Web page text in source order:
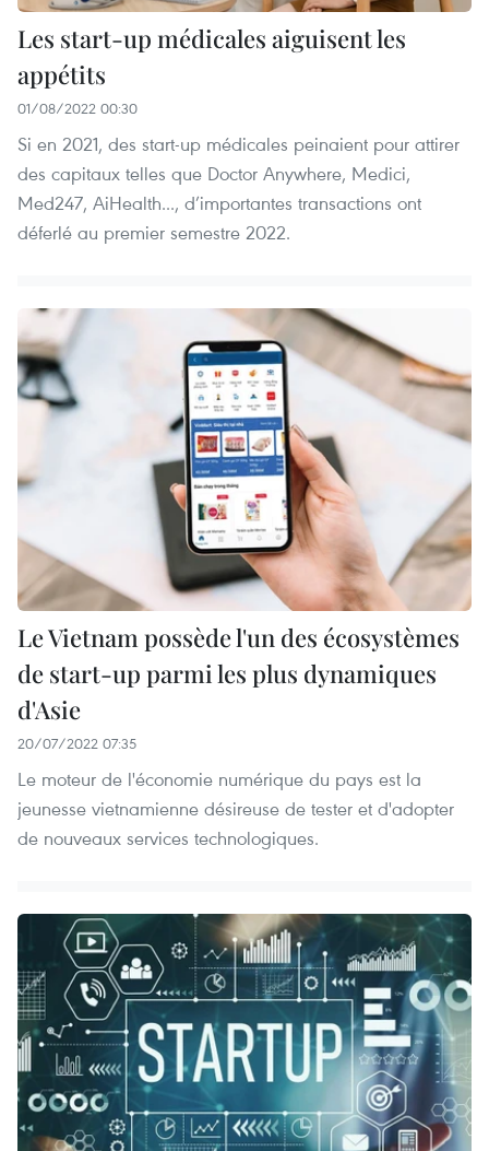
Les start-up médicales aiguisent les
appétits
01/08/2022 00:30
Si en 2021, des start-up médicales peinaient pour attirer
des capitaux telles que Doctor Anywhere, Medici,
Med247, AiHealth..., d’importantes transactions ont
déferlé au premier semestre 2022.
Le Vietnam possède l'un des écosystèmes
de start-up parmi les plus dynamiques
d'Asie
20/07/2022 07:35
Le moteur de l'économie numérique du pays est la
jeunesse vietnamienne désireuse de tester et d'adopter
de nouveaux services technologiques.